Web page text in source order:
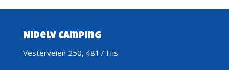
Nidelv Camping
Vesterveien 250, 4817 His